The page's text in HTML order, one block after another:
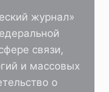
журнал»
связи,
и массовых
о